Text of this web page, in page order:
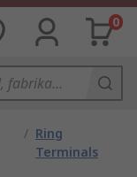
0
/ Ring
Terminals